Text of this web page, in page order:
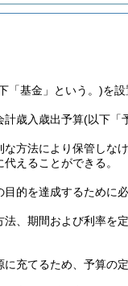
「基金」という。)を設
計歳入歳出予算(以下「
方法により保管しなけ
えることができる。
的を達成するために
、期間および利率を
充てるため、予算の